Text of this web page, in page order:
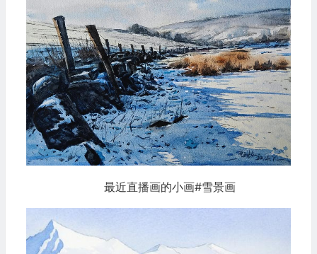
最近直播画的小画#雪景画